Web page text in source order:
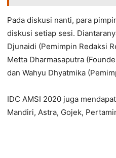
Pada diskusi nanti, para
diskusi setiap sesi.
Djunaidi (Pemimpin Redaksi
Metta Dharmasaputra
dan Wahyu Dhyatmika
IDC AMSI 2020 juga
Mandiri, Astra, Gojek,